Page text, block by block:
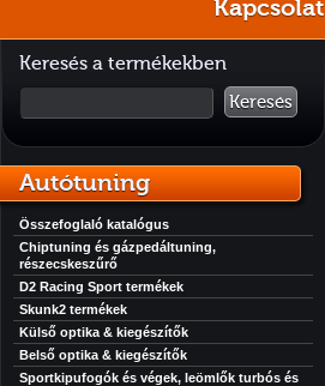
Kapcsolat
Keresés a termékekben
Keresés
Autótuning
Összefoglaló katalógus
Chiptuning és gázpedáltuning,
részecskeszűrő
D2 Racing Sport termékek
Skunk2 termékek
Külső optika & kiegészítők
Belső optika & kiegészítők
Sportkipufogók és végek, leömlők turbós és